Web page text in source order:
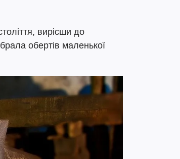
вирісши до
обертів маленької